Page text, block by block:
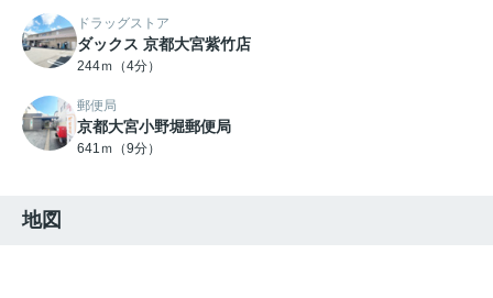
ドラッグストア
ダックス 京都大宮紫竹店
244ｍ（4分）
郵便局
京都大宮小野堀郵便局
641ｍ（9分）
地図